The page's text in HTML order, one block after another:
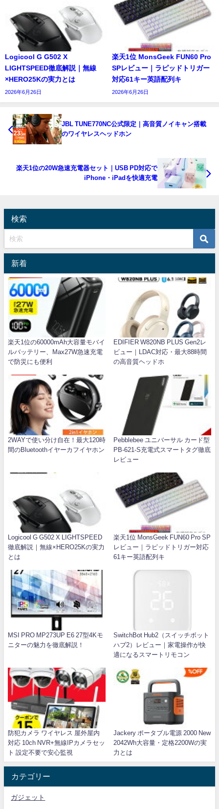
Logicool G G502 X
LIGHTSPEED徹底解説｜無線
×HERO25Kの実力とは
2026年6月26日
楽天1位 MonsGeek FUN60 Pro
SPレビュー｜ラピッドトリガー
対応61キー英語配列キ
2026年6月26日
JBL TUNE770NC公式限定｜高音質ノイキャン搭載
のワイヤレスヘッドホン
楽天1位の20W急速充電器セット｜USB PD対応で
iPhone・iPadを快適充電
検索
新着
楽天1位の60000mAh大容量モバイ
ルバッテリー、Max27W急速充電
で防災にも便利
EDIFIER W820NB PLUS Gen2レ
ビュー｜LDAC対応・最大88時間
の高音質ヘッドホ
2WAYで使い分け自在！最大120時
間のBluetoothイヤーカフイヤホン
Pebblebee ユニバーサル カード型
PB-621-S充電式スマートタグ徹底
レビュー
Logicool G G502 X LIGHTSPEED
徹底解説｜無線×HERO25Kの実力
とは
楽天1位 MonsGeek FUN60 Pro SP
レビュー｜ラピッドトリガー対応
61キー英語配列キ
MSI PRO MP273UP E6 27型4Kモ
ニターの魅力を徹底解説！
SwitchBot Hub2（スイッチボット
ハブ2）レビュー｜家電操作が快
適になるスマートリモコン
防犯カメラ ワイヤレス 屋外屋内
対応 10ch NVR+無線IPカメラセッ
ト 設定不要で安心監視
Jackery ポータブル電源 2000 New
2042Wh大容量・定格2200Wの実
力とは
カテゴリー
ガジェット